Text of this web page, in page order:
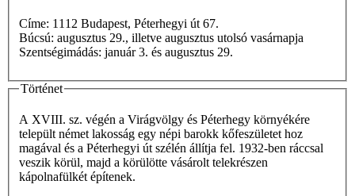
Címe: 1112 Budapest, Péterhegyi út 67.
Búcsú: augusztus 29., illetve augusztus utolsó vasárnapja
Szentségimádás: január 3. és augusztus 29.
Történet
A XVIII. sz. végén a Virágvölgy és Péterhegy környékére
települt német lakosság egy népi barokk kőfeszületet hoz
magával és a Péterhegyi út szélén állítja fel. 1932-ben ráccsal
veszik körül, majd a körülötte vásárolt telekrészen
kápolnafülkét építenek.